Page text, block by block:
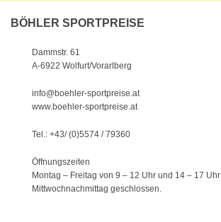
BÖHLER SPORTPREISE
Dammstr. 61
A-6922 Wolfurt/Vorarlberg
info@boehler-sportpreise.at
www.boehler-sportpreise.at
Tel.: +43/ (0)5574 / 79360
Öffnungszeiten
Montag – Freitag von 9 – 12 Uhr und 14 – 17 Uhr
Mittwochnachmittag geschlossen.